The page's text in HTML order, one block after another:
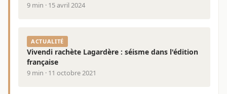
9 min · 15 avril 2024
ACTUALITÉ
Vivendi rachète Lagardère : séisme dans l'édition
française
9 min · 11 octobre 2021